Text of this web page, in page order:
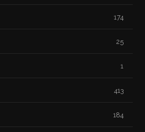
174
25
1
413
184